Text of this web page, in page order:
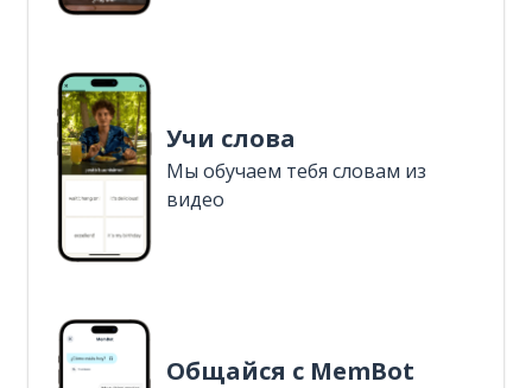
Учи слова
Мы обучаем тебя словам из
видео
Общайся с MemBot